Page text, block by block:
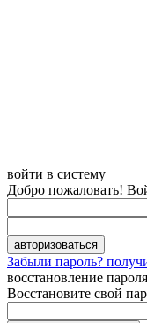
войти в систему
Добро пожаловать!
Забыли пароль?
восстановление пароля
Восстановите свой